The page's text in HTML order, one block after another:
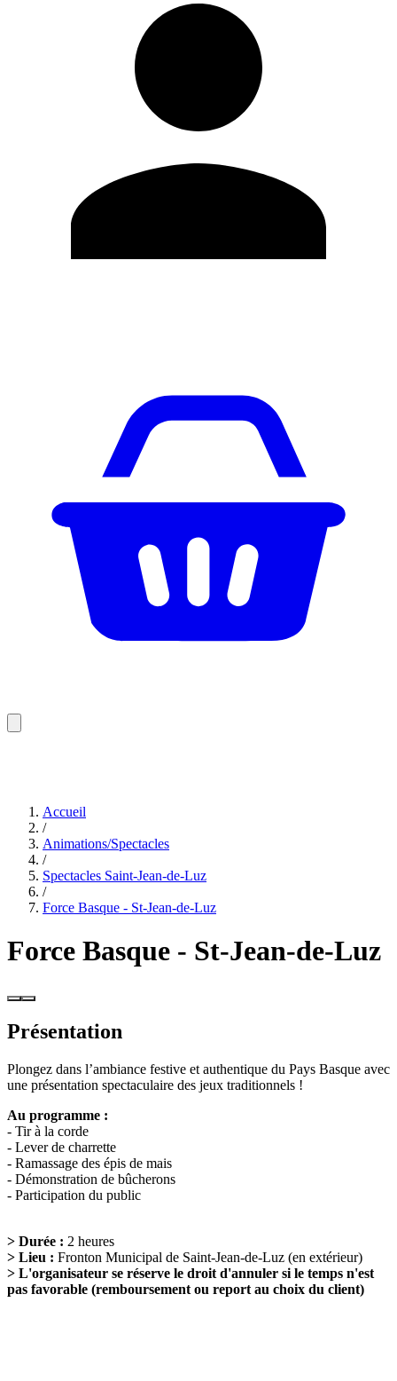
Accueil
/
Animations/Spectacles
/
Spectacles Saint-Jean-de-Luz
/
Force Basque - St-Jean-de-Luz
Force Basque - St-Jean-de-Luz
Présentation
Plongez dans l’ambiance festive et authentique du Pays Basque avec
une présentation spectaculaire des jeux traditionnels !
Au programme :
- Tir à la corde
- Lever de charrette
- Ramassage des épis de mais
- Démonstration de bûcherons
- Participation du public
> Durée : 2 heures
> Lieu : Fronton Municipal de Saint-Jean-de-Luz (en extérieur)
> L'organisateur se réserve le droit d'annuler si le temps n'est
pas favorable (remboursement ou report au choix du client)